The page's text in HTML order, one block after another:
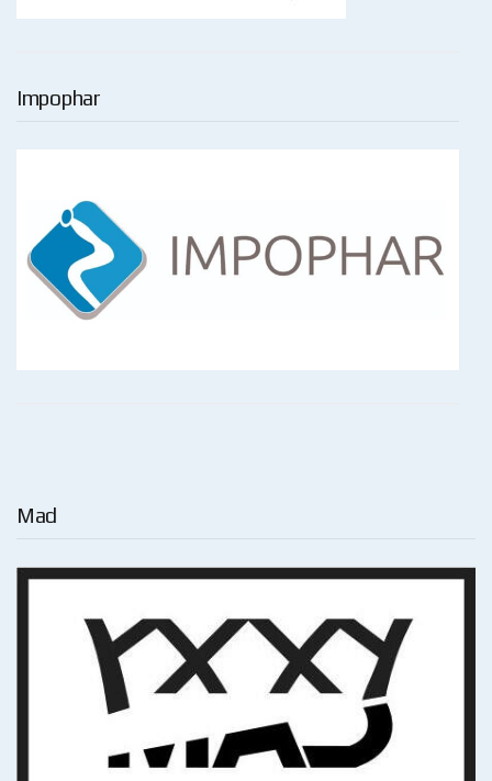
Impophar
Mad